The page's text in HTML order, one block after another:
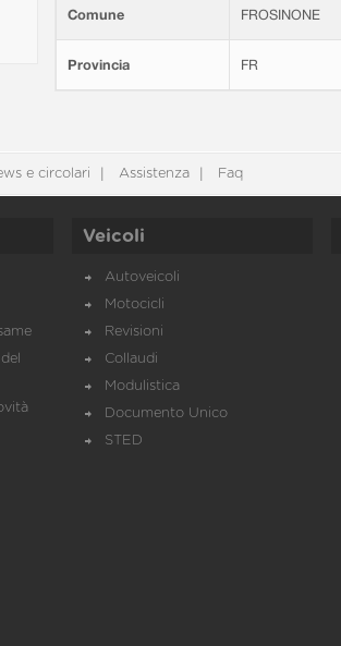
Comune FROSINONE
Provincia FR
e circolari Assistenza Faq
Veicoli
Autoveicoli
Motocicli
Revisioni
Collaudi
Modulistica
Documento Unico
STED